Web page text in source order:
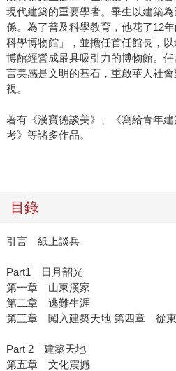
現代建築的重要學者。畢生以建築
係。為了普及科學教育，他花了12
科學博物館」，並擔任首任館長，
博館經營成最具吸引力的博物館。
言美感是文明的基石，重啟華人社
視。
著有《漢寶德談美》、《寫給青年
考》等諸多作品。
目錄
引言 紙上談兵
Part1 日月韶光
第一章 山東漢家
第二章 逃難生涯
第三章 闖入建築天地 第四章 從
Part 2 建築天地
第五章 文化震撼